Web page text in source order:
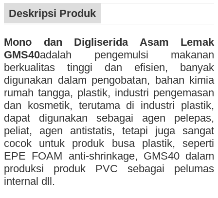
Deskripsi Produk
Mono dan Digliserida Asam Lemak
GMS40adalah pengemulsi makanan
berkualitas tinggi dan efisien, banyak
digunakan dalam pengobatan, bahan kimia
rumah tangga, plastik, industri pengemasan
dan kosmetik, terutama di industri plastik,
dapat digunakan sebagai agen pelepas,
peliat, agen antistatis, tetapi juga sangat
cocok untuk produk busa plastik, seperti
EPE FOAM anti-shrinkage, GMS40 dalam
produksi produk PVC sebagai pelumas
internal dll.